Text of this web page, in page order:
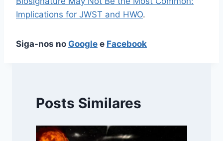
Implications for JWST and HWO.
Siga-nos no Google e Facebook
Posts Similares